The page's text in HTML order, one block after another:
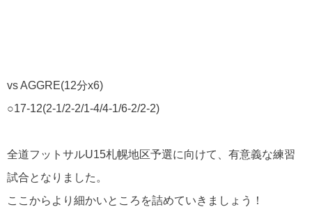
vs AGGRE(12分x6)
○17-12(2-1/2-2/1-4/4-1/6-2/2-2)
全道フットサルU15札幌地区予選に向けて、有意義な練習
試合となりました。
ここからより細かいところを詰めていきましょう！